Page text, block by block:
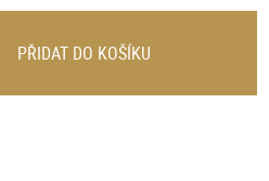
PŘIDAT DO KOŠÍKU